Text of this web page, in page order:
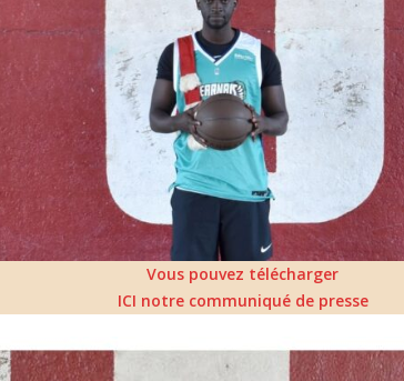
Vous pouvez télécharger
ICI notre communiqué de presse